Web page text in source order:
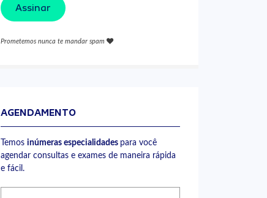
Assinar
Prometemos nunca te mandar spam
AGENDAMENTO
Temos inúmeras especialidades para você
agendar consultas e exames de maneira rápida
e fácil.